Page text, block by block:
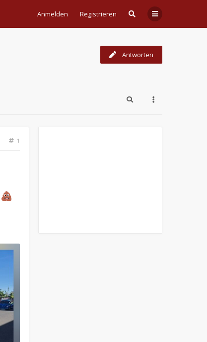
Anmelden Registrieren
Antworten
1